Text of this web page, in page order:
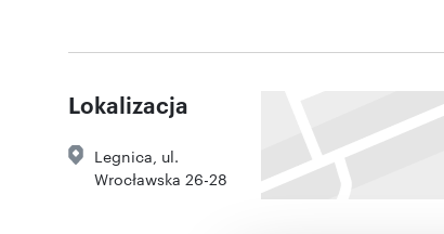
Lokalizacja
Legnica ul.
Wrocławska 26-28